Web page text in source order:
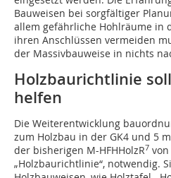
Bauweisen bei sorgfältiger
allem gefährliche Hohlräume in
ihren Anschlüssen vermeiden
der Massivbauweise in nichts
Holzbaurichtlinie
helfen
Die Weiterentwicklung
zum Holzbau in der GK4 und 5
der bisherigen M-HFHHolzR7
„Holzbaurichtlinie“, notwendig.